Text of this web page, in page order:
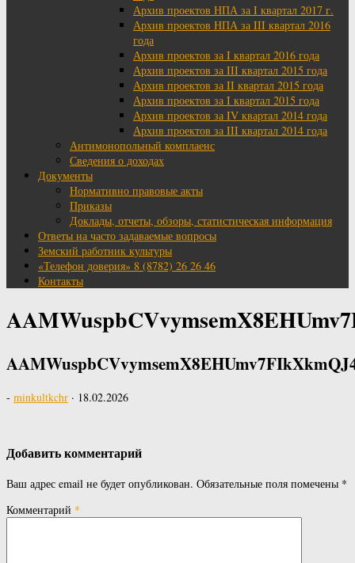
Архив проектов НПА за I квартал 2017 г.
Архив проектов НПА за III квартал 2016
года
Архив проектов за I квартал 2016 года
Архив проектов за III квартал 2015 года
Архив проектов за II квартал 2015 года
Архив проектов за I квартал 2015 года
Архив проектов за IV квартал 2014 года
Архив проектов за III квартал 2014 года
Антимонопольный комплаенс
Сведения о доходах
Документы
Нормативно правовые акты
Приказы
Доклады, отчеты, обзоры, статистическая информация
Ответы на часто задаваемые вопросы
Земский работник культуры
«Телефон доверия» 8 (8782) 26 26 46
Контакты
- minkultkchr · 18.02.2026
Добавить комментарий
Ваш адрес email не будет опубликован. Обязательные поля помечены *
Комментарий *